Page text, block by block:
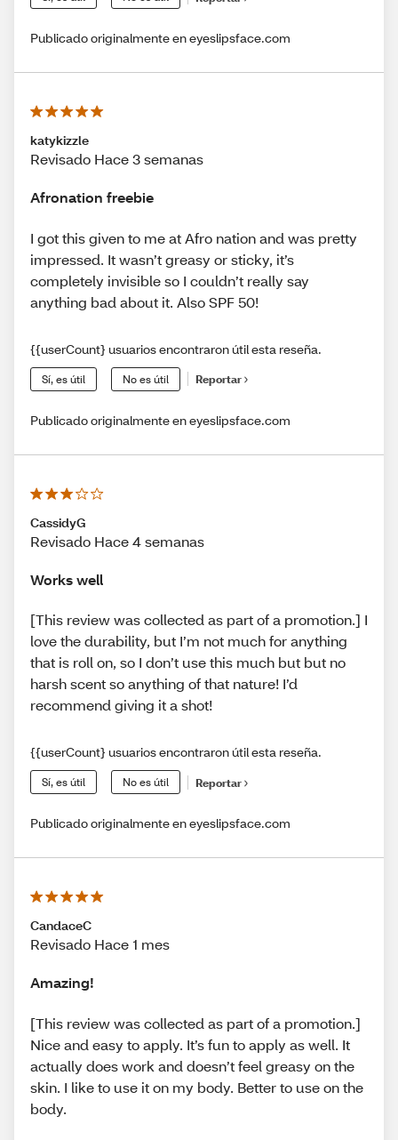
Publicado originalmente en eyeslipsface.com
katykizzle
Revisado Hace 3 semanas
Afronation freebie
I got this given to me at Afro nation and was pretty
impressed. It wasn’t greasy or sticky, it’s
completely invisible so I couldn’t really say
anything bad about it. Also SPF 50!
{{userCount} usuarios encontraron útil esta reseña.
Sí, es útil No es útil Reportar
Publicado originalmente en eyeslipsface.com
CassidyG
Revisado Hace 4 semanas
Works well
[This review was collected as part of a promotion.] I
love the durability, but I’m not much for anything
that is roll on, so I don’t use this much but but no
harsh scent so anything of that nature! I’d
recommend giving it a shot!
{{userCount} usuarios encontraron útil esta reseña.
Sí, es útil No es útil Reportar
Publicado originalmente en eyeslipsface.com
CandaceC
Revisado Hace 1 mes
Amazing!
[This review was collected as part of a promotion.]
Nice and easy to apply. It’s fun to apply as well. It
actually does work and doesn’t feel greasy on the
skin. I like to use it on my body. Better to use on the
body.